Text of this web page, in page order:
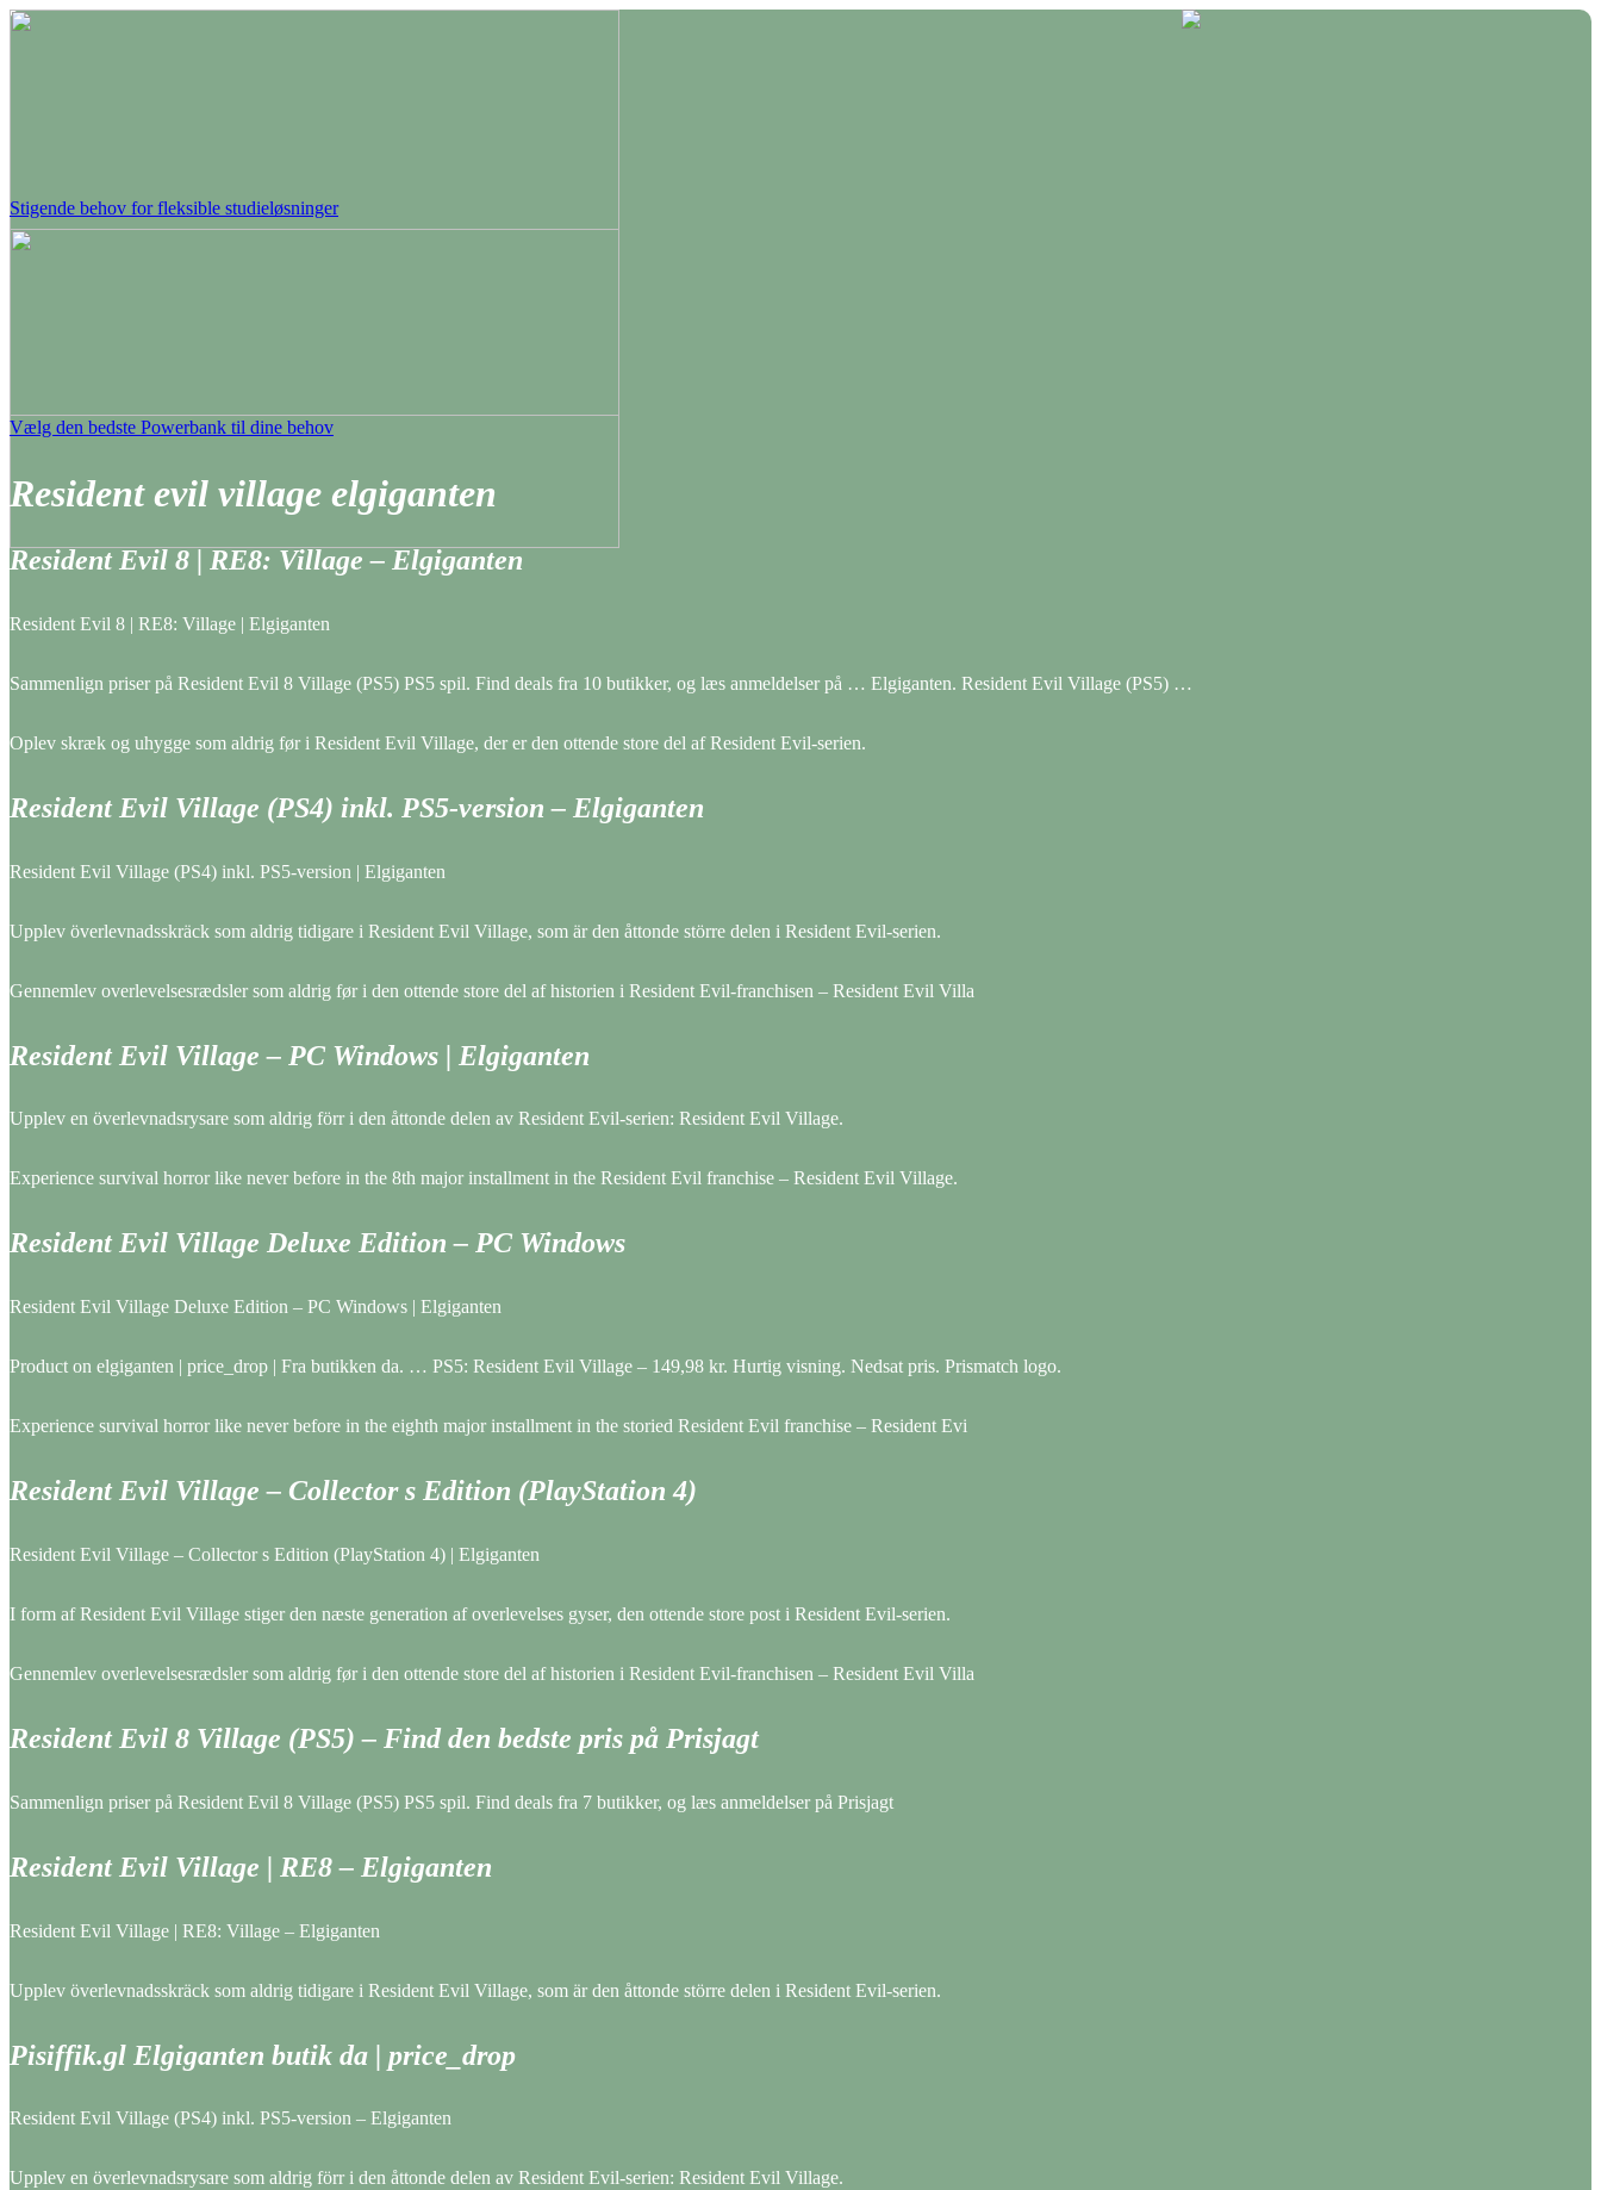
Stigende behov for fleksible studieløsninger
Vælg den bedste Powerbank til dine behov
Resident evil village elgiganten
Resident Evil 8 | RE8: Village – Elgiganten
Resident Evil 8 | RE8: Village | Elgiganten
Sammenlign priser på Resident Evil 8 Village (PS5) PS5 spil. Find deals fra 10 butikker, og læs anmeldelser på … Elgiganten. Resident Evil Village (PS5) …
Oplev skræk og uhygge som aldrig før i Resident Evil Village, der er den ottende store del af Resident Evil-serien.
Resident Evil Village (PS4) inkl. PS5-version – Elgiganten
Resident Evil Village (PS4) inkl. PS5-version | Elgiganten
Upplev överlevnadsskräck som aldrig tidigare i Resident Evil Village, som är den åttonde större delen i Resident Evil-serien.
Gennemlev overlevelsesrædsler som aldrig før i den ottende store del af historien i Resident Evil-franchisen – Resident Evil Villa
Resident Evil Village – PC Windows | Elgiganten
Upplev en överlevnadsrysare som aldrig förr i den åttonde delen av Resident Evil-serien: Resident Evil Village.
Experience survival horror like never before in the 8th major installment in the Resident Evil franchise – Resident Evil Village.
Resident Evil Village Deluxe Edition – PC Windows
Resident Evil Village Deluxe Edition – PC Windows | Elgiganten
Product on elgiganten | price_drop | Fra butikken da. … PS5: Resident Evil Village – 149,98 kr. Hurtig visning. Nedsat pris. Prismatch logo.
Experience survival horror like never before in the eighth major installment in the storied Resident Evil franchise – Resident Evi
Resident Evil Village – Collector s Edition (PlayStation 4)
Resident Evil Village – Collector s Edition (PlayStation 4) | Elgiganten
I form af Resident Evil Village stiger den næste generation af overlevelses gyser, den ottende store post i Resident Evil-serien.
Gennemlev overlevelsesrædsler som aldrig før i den ottende store del af historien i Resident Evil-franchisen – Resident Evil Villa
Resident Evil 8 Village (PS5) – Find den bedste pris på Prisjagt
Sammenlign priser på Resident Evil 8 Village (PS5) PS5 spil. Find deals fra 7 butikker, og læs anmeldelser på Prisjagt
Resident Evil Village | RE8 – Elgiganten
Resident Evil Village | RE8: Village – Elgiganten
Upplev överlevnadsskräck som aldrig tidigare i Resident Evil Village, som är den åttonde större delen i Resident Evil-serien.
Pisiffik.gl Elgiganten butik da | price_drop
Resident Evil Village (PS4) inkl. PS5-version – Elgiganten
Upplev en överlevnadsrysare som aldrig förr i den åttonde delen av Resident Evil-serien: Resident Evil Village.